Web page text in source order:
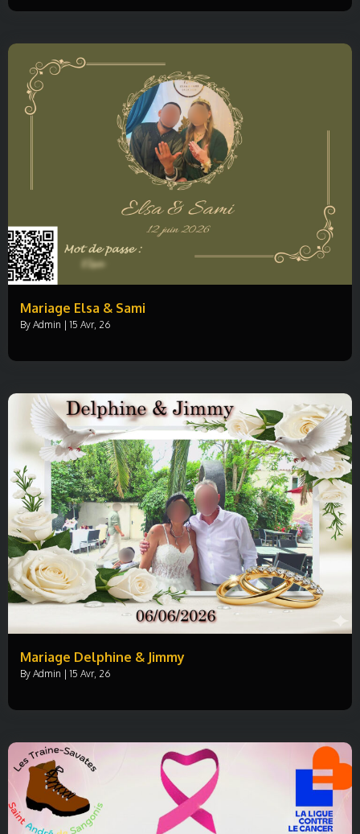
Mariage Elsa & Sami
By Admin | 15 Avr, 26
Mariage Delphine & Jimmy
By Admin | 15 Avr, 26